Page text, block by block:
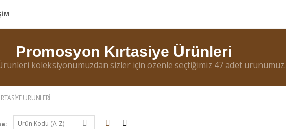
Promosyon Kırtasiye Ürünleri
koleksiyonumuzdan sizler için özenle seçtiğimiz 47 adet ürünümüz.
ÜRÜNLERI